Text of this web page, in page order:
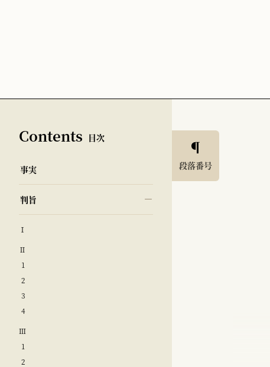
段落番号
Contents 目次
事実
判旨
Ⅰ
Ⅱ
1
2
3
4
Ⅲ
1
2